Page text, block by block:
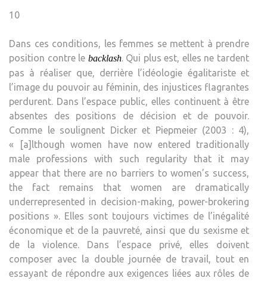
10
Dans ces conditions, les femmes se mettent à prendre
position contre le backlash. Qui plus est, elles ne tardent
pas à réaliser que, derrière l’idéologie égalitariste et
l’image du pouvoir au féminin, des injustices flagrantes
perdurent. Dans l’espace public, elles continuent à être
absentes des positions de décision et de pouvoir.
Comme le soulignent Dicker et Piepmeier (2003 : 4),
« [a]lthough women have now entered traditionally
male professions with such regularity that it may
appear that there are no barriers to women’s success,
the fact remains that women are dramatically
underrepresented in decision-making, power-brokering
positions ». Elles sont toujours victimes de l’inégalité
économique et de la pauvreté, ainsi que du sexisme et
de la violence. Dans l’espace privé, elles doivent
composer avec la double journée de travail, tout en
essayant de répondre aux exigences liées aux rôles de